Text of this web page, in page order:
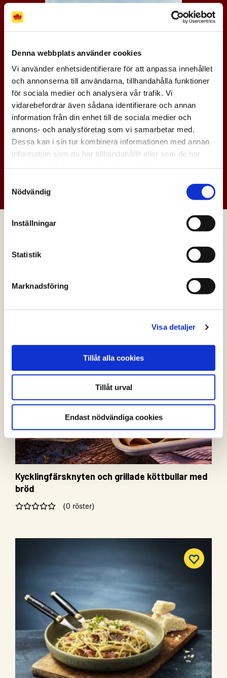
Denna webbplats använder cookies
Vi använder enhetsidentifierare för att anpassa innehållet
och annonserna till användarna, tillhandahålla funktioner
för sociala medier och analysera vår trafik. Vi
vidarebefordrar även sådana identifierare och annan
information från din enhet till de sociala medier och
annons- och analysföretag som vi samarbetar med.
Dessa kan i sin tur kombinera informationen med annan
information som du har tillhandahållit eller som de har
Nödvändig
Inställningar
Statistik
Marknadsföring
Visa detaljer
Tillåt alla cookies
Tillåt urval
Endast nödvändiga cookies
Kycklingfärsknyten och grillade köttbullar med
bröd
(0 röster)